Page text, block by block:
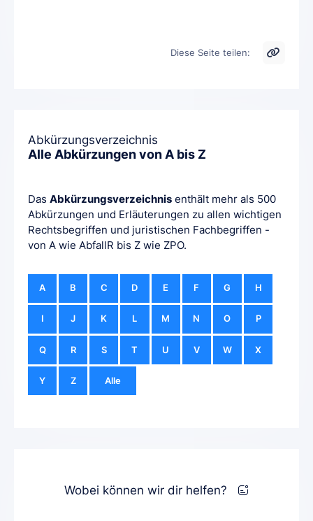
Diese Seite teilen:
Abkürzungsverzeichnis
Alle Abkürzungen von A bis Z
Das Abkürzungsverzeichnis enthält mehr als 500
Abkürzungen und Erläuterungen zu allen wichtigen
Rechtsbegriffen und juristischen Fachbegriffen -
von A wie AbfallR bis Z wie ZPO.
A B C D E F G H
I J K L M N O P
Q R S T U V W X
Y Z Alle
Wobei können wir dir helfen?